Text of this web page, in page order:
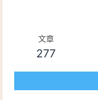
文章
277